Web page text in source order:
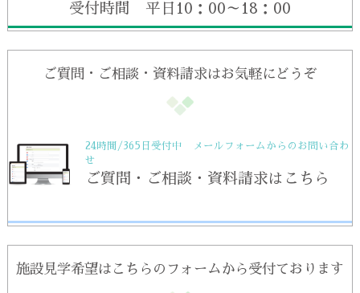
受付時間 平日10：00～18：00
ご質問・ご相談・資料請求はお気軽にどうぞ
24時間/365日受付中 メールフォームからのお問い合わ
せ
ご質問・ご相談・資料請求はこちら
施設見学希望はこちらのフォームから受付ております